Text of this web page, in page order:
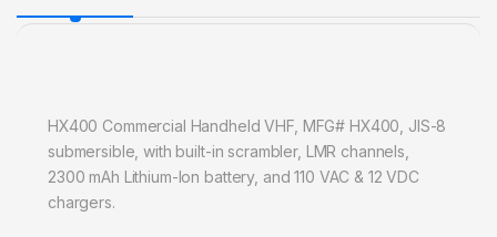
HX400 Commercial Handheld VHF, MFG# HX400, JIS-8
submersible, with built-in scrambler, LMR channels,
2300 mAh Lithium-Ion battery, and 110 VAC & 12 VDC
chargers.